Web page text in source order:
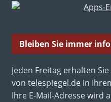
Bleiben Sie immer
Jeden Freitag erhalten
von telespiegel.de in
Ihre E-Mail-Adresse wird